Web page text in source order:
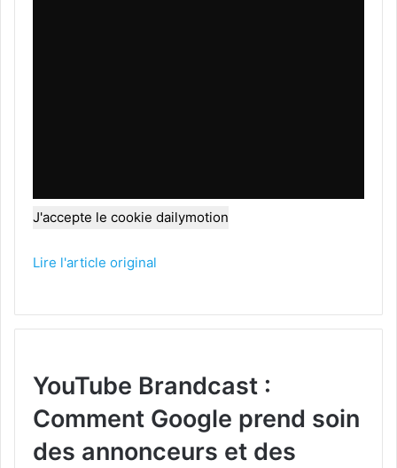
J'accepte le cookie dailymotion
Lire l'article original
YouTube Brandcast :
Comment Google prend soin
des annonceurs et des